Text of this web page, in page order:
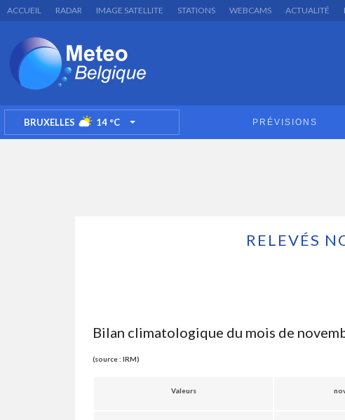
ACCUEIL RADAR IMAGE SATELLITE STATIONS WEBCAMS ACTUALITÉ
BRUXELLES 14°C TOGGLE DROPDOWN PRÉVISIONS
RELEVÉS
Bilan climatologique du mois de
(source : IRM)
Valeurs